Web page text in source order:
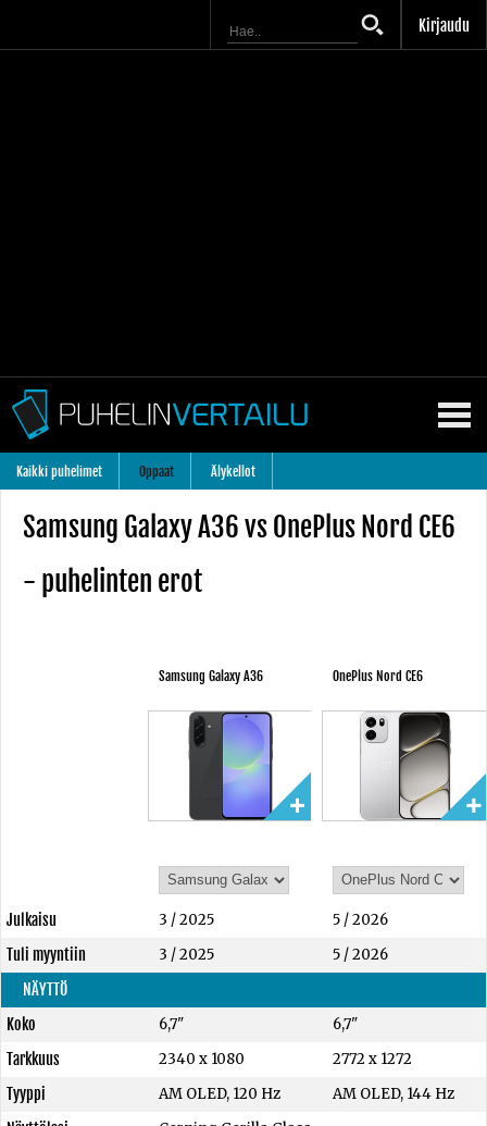
Kirjaudu
Kaikki puhelimet Oppaat Älykellot
Samsung Galaxy A36 vs OnePlus Nord CE6
- puhelinten erot
Samsung Galaxy A36 OnePlus Nord CE6
Julkaisu 3 / 2025
5 / 2026
Tuli myyntiin
3 / 2025
5 / 2026
NÄYTTÖ
Koko
6,7"
6,7"
Tarkkuus
2340 x 1080
2772 x 1272
Tyyppi
AM OLED, 120 Hz
AM OLED, 144 Hz